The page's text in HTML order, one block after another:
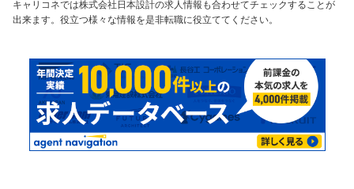
キャリコネでは株式会社日本設計の求人情報も合わせてチェックすることが
出来ます。役立つ様々な情報を是非転職に役立ててください。